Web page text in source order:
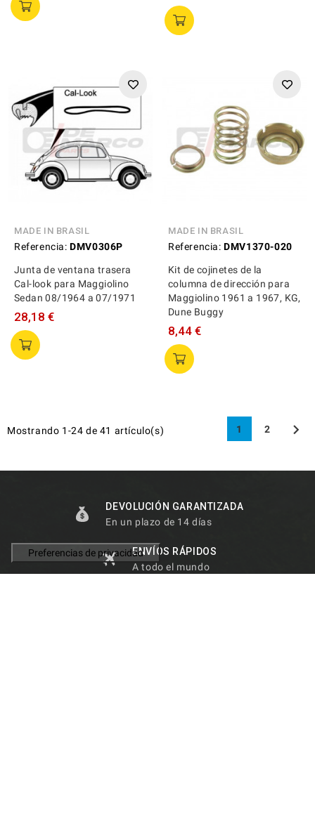
MADE IN BRASIL
Referencia: DMV0306P
Junta de ventana trasera
Cal-look para Maggiolino
Sedan 08/1964 a 07/1971
28,18 €
MADE IN BRASIL
Referencia: DMV1370-020
Kit de cojinetes de la
columna de dirección para
Maggiolino 1961 a 1967, KG,
Dune Buggy
8,44 €
Mostrando 1-24 de 41 artículo(s) 1 2 
DEVOLUCIÓN GARANTIZADA
En un plazo de 14 días
ENVÍOS RÁPIDOS
A todo el mundo